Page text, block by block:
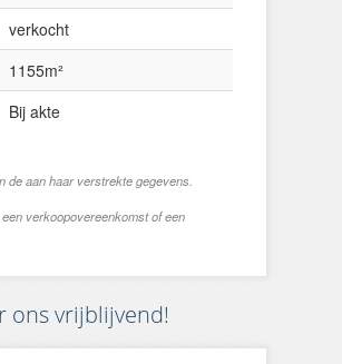
verkocht
1155m²
Bij akte
de aan haar verstrekte gegevens.
verkoopovereenkomst of een
ons vrijblijvend!